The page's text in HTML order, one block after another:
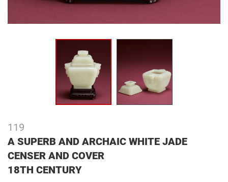
119
A SUPERB AND ARCHAIC WHITE JADE
CENSER AND COVER
18TH CENTURY